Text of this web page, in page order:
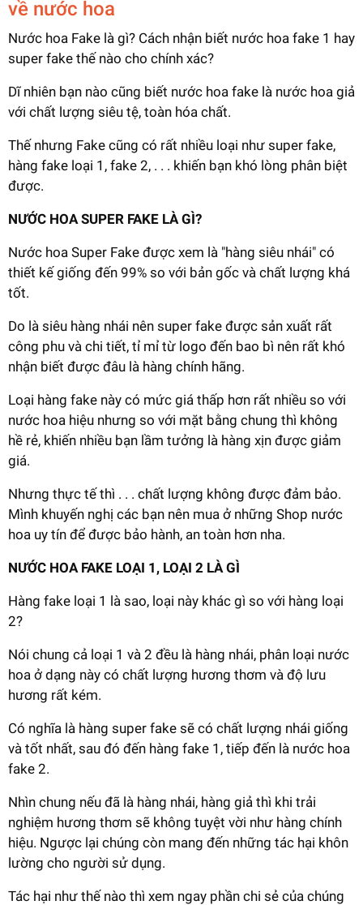
về nước hoa
Nước hoa Fake là gì? Cách nhận biết nước hoa fake 1 hay
super fake thế nào cho chính xác?
Dĩ nhiên bạn nào cũng biết nước hoa fake là nước hoa giả
với chất lượng siêu tệ, toàn hóa chất.
Thế nhưng Fake cũng có rất nhiều loại như super fake,
hàng fake loại 1, fake 2, . . . khiến bạn khó lòng phân biệt
được.
NƯỚC HOA SUPER FAKE LÀ GÌ?
Nước hoa Super Fake được xem là "hàng siêu nhái" có
thiết kế giống đến 99% so với bản gốc và chất lượng khá
tốt.
Do là siêu hàng nhái nên super fake được sản xuất rất
công phu và chi tiết, tỉ mỉ từ logo đến bao bì nên rất khó
nhận biết được đâu là hàng chính hãng.
Loại hàng fake này có mức giá thấp hơn rất nhiều so với
nước hoa hiệu nhưng so với mặt bằng chung thì không
hề rẻ, khiến nhiều bạn lầm tưởng là hàng xịn được giảm
giá.
Nhưng thực tế thì . . . chất lượng không được đảm bảo.
Mình khuyến nghị các bạn nên mua ở những Shop nước
hoa uy tín để được bảo hành, an toàn hơn nha.
NƯỚC HOA FAKE LOẠI 1, LOẠI 2 LÀ GÌ
Hàng fake loại 1 là sao, loại này khác gì so với hàng loại
2?
Nói chung cả loại 1 và 2 đều là hàng nhái, phân loại nước
hoa ở dạng này có chất lượng hương thơm và độ lưu
hương rất kém.
Có nghĩa là hàng super fake sẽ có chất lượng nhái giống
và tốt nhất, sau đó đến hàng fake 1, tiếp đến là nước hoa
fake 2.
Nhìn chung nếu đã là hàng nhái, hàng giả thì khi trải
nghiệm hương thơm sẽ không tuyệt vời như hàng chính
hiệu. Ngược lại chúng còn mang đến những tác hại khôn
lường cho người sử dụng.
Tác hại như thế nào thì xem ngay phần chi sẻ của chúng